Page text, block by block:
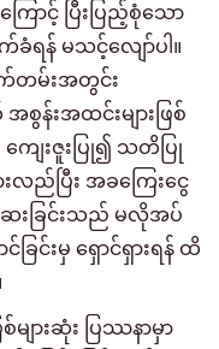
ာင့် ပြီးပြည့်စုံသော
ရန် မသင့်လျော်ပါ။
တမ်းအတွင်း
စွန်းအထင်းများဖြစ်
ကျေးဇူးပြု၍ သတိပြု
လည်ပြီး အခကြေးငွေ
ဆေးခြင်းသည် မလိုအပ်
ခြင်းမှ ရှောင်ရှားရန် ထိ
ျားဆုံး ပြဿနာမှာ